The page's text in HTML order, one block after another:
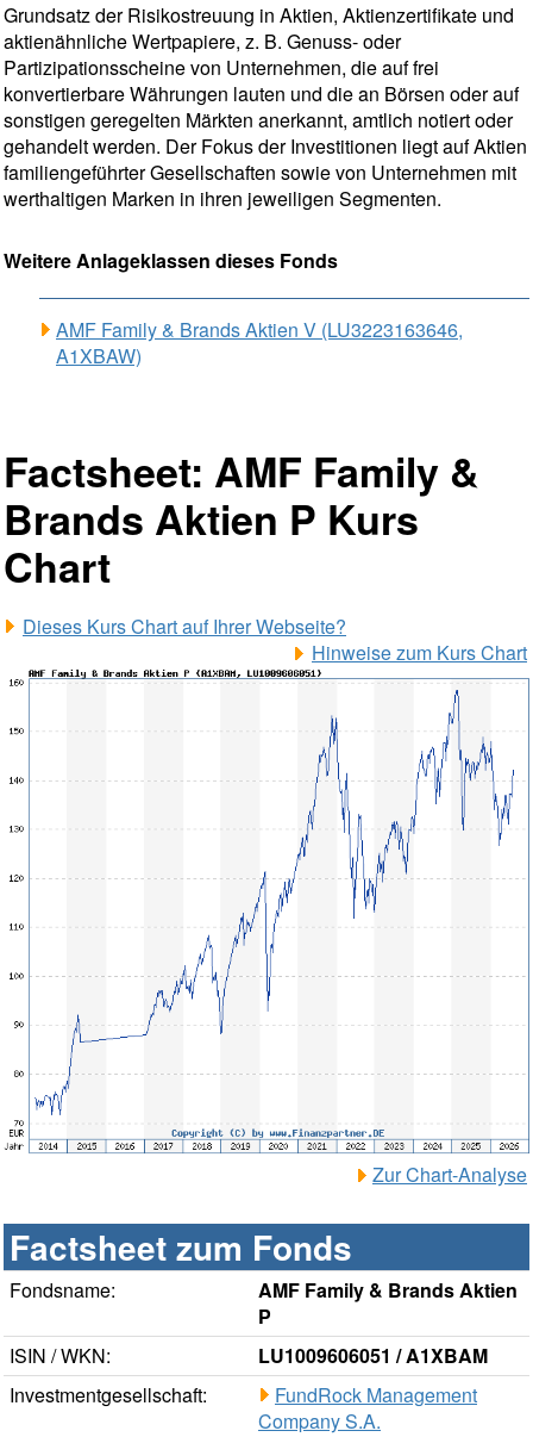
Grundsatz der Risikostreuung in Aktien, Aktienzertifikate und
aktienähnliche Wertpapiere, z. B. Genuss- oder
Partizipationsscheine von Unternehmen, die auf frei
konvertierbare Währungen lauten und die an Börsen oder auf
sonstigen geregelten Märkten anerkannt, amtlich notiert oder
gehandelt werden. Der Fokus der Investitionen liegt auf Aktien
familiengeführter Gesellschaften sowie von Unternehmen mit
werthaltigen Marken in ihren jeweiligen Segmenten.
Weitere Anlageklassen dieses Fonds
AMF Family & Brands Aktien V (LU3223163646,
A1XBAW)
Factsheet: AMF Family &
Brands Aktien P Kurs
Chart
Dieses Kurs Chart auf Ihrer Webseite?
Hinweise zum Kurs Chart
Zur Chart-Analyse
Factsheet zum Fonds
Fondsname:
AMF Family & Brands Aktien
P
ISIN / WKN:
LU1009606051 / A1XBAM
Investmentgesellschaft:
FundRock Management
Company S.A.